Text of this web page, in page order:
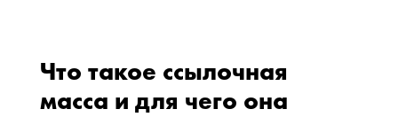
Что такое ссылочная
масса и для чего она